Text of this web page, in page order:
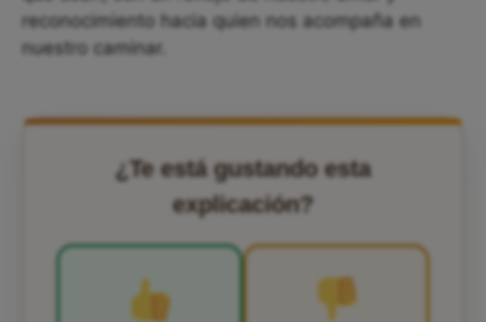
reconocimiento hacia quien nos acompaña en
nuestro caminar.
¿Te está gustando esta
explicación?